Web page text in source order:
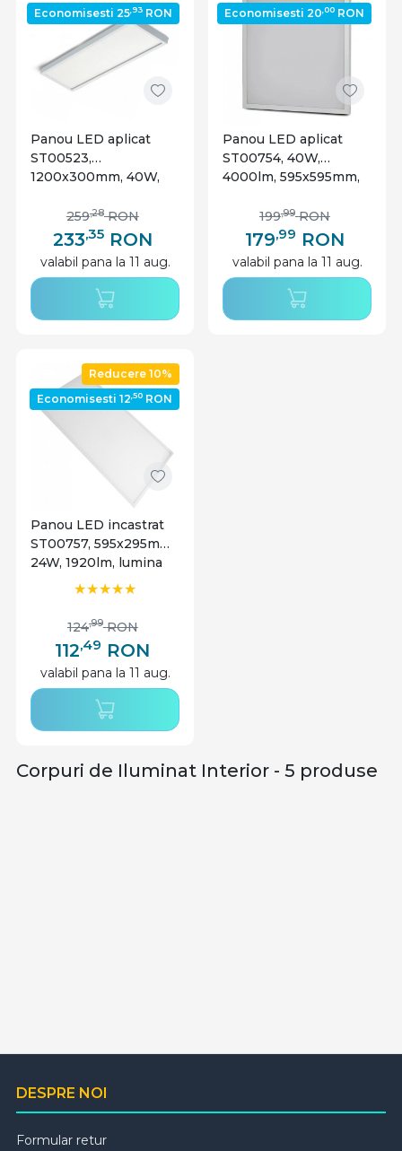
Economisesti 25,93 RON
Panou LED aplicat
ST00523,
1200x300mm, 40W,
alb, IP20, Starke
233,35 RON
259,28 RON
valabil pana la 11 aug.
Economisesti 20,00 RON
Panou LED aplicat
ST00754, 40W,
4000lm, 595x595mm,
IP20, Starke
179,99 RON
199,99 RON
valabil pana la 11 aug.
Reducere 10%
Economisesti 12,50 RON
Panou LED incastrat
ST00757, 595x295mm,
24W, 1920lm, lumina
rece, alb, IP20, Starke
112,49 RON
124,99 RON
valabil pana la 11 aug.
Corpuri de Iluminat Interior - 5 produse
DESPRE NOI
Formular retur